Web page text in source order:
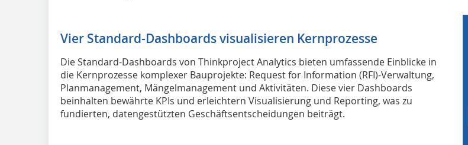
Vier Standard-Dashboards visualisieren Kernprozesse
Die Standard-Dashboards von Thinkproject Analytics bieten umfassende Einblicke in
die Kernprozesse komplexer Bauprojekte: Request for Information (RFI)-Verwaltung,
Planmanagement, Mängelmanagement und Aktivitäten. Diese vier Dashboards
beinhalten bewährte KPIs und erleichtern Visualisierung und Reporting, was zu
fundierten, datengestützten Geschäftsentscheidungen beiträgt.